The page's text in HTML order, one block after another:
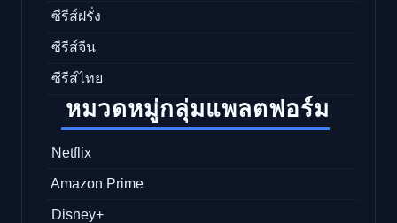
ซีรีส์ฝรั่ง
ซีรีส์จีน
ซีรีส์ไทย
หมวดหมู่กลุ่มแพลตฟอร์ม
Netflix
Amazon Prime
Disney+